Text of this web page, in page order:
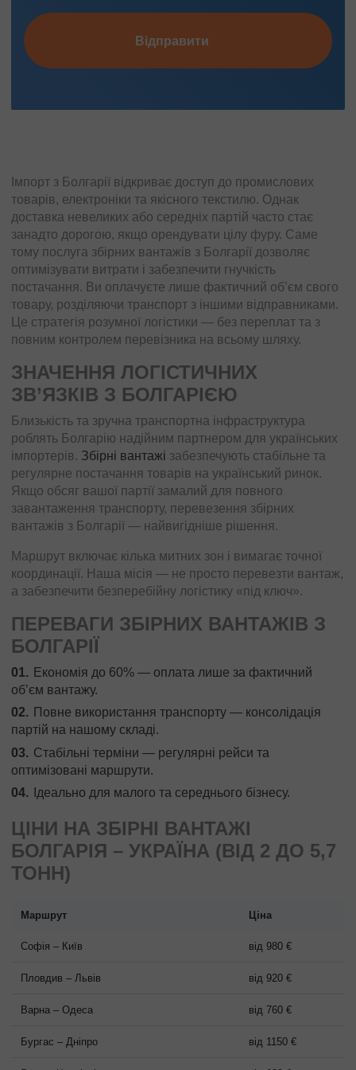
Відправити
Імпорт з Болгарії відкриває доступ до промислових
товарів, електроніки та якісного текстилю. Однак
доставка невеликих або середніх партій часто стає
занадто дорогою, якщо орендувати цілу фуру. Саме
тому послуга збірних вантажів з Болгарії дозволяє
оптимізувати витрати і забезпечити гнучкість
постачання. Ви оплачуєте лише фактичний об’єм свого
товару, розділяючи транспорт з іншими відправниками.
Це стратегія розумної логістики — без переплат та з
повним контролем перевізника на всьому шляху.
ЗНАЧЕННЯ ЛОГІСТИЧНИХ
ЗВ’ЯЗКІВ З БОЛГАРІЄЮ
Близькість та зручна транспортна інфраструктура
роблять Болгарію надійним партнером для українських
імпортерів. Збірні вантажі забезпечують стабільне та
регулярне постачання товарів на український ринок.
Якщо обсяг вашої партії замалий для повного
завантаження транспорту, перевезення збірних
вантажів з Болгарії — найвигідніше рішення.
Маршрут включає кілька митних зон і вимагає точної
координації. Наша місія — не просто перевезти вантаж,
а забезпечити безперебійну логістику «під ключ».
ПЕРЕВАГИ ЗБІРНИХ ВАНТАЖІВ З
БОЛГАРІЇ
Економія до 60% — оплата лише за фактичний
об’єм вантажу.
Повне використання транспорту — консолідація
партій на нашому складі.
Стабільні терміни — регулярні рейси та
оптимізовані маршрути.
Ідеально для малого та середнього бізнесу.
ЦІНИ НА ЗБІРНІ ВАНТАЖІ
БОЛГАРІЯ – УКРАЇНА (ВІД 2 ДО 5,7
ТОНН)
Маршрут Ціна
Софія – Київ від 980 €
Пловдив – Львів від 920 €
Варна – Одеса від 760 €
Бургас – Дніпро від 1150 €